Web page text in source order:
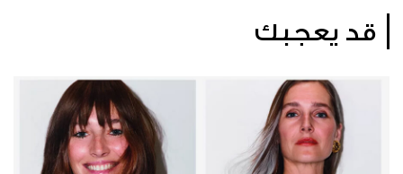
قد يعجبك